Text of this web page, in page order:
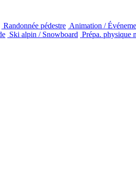
Randonnée pédestre Animation /
Ski alpin / Snowboard Prépa. physique